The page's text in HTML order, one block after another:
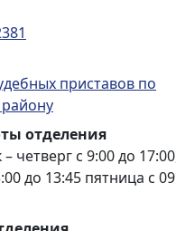
приставов по
отделения
четверг с 9:00 до
до 13:45 пятница с